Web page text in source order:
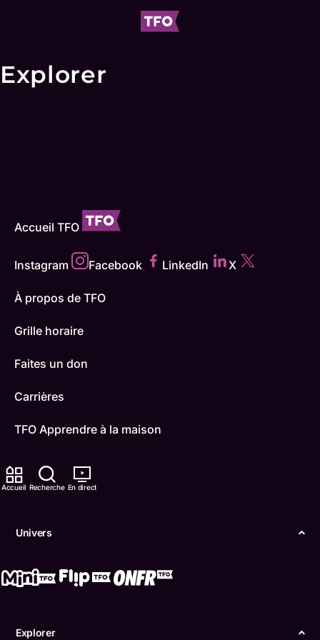
Accueil Recherche En direct
Univers
Explorer
Explorer
Accueil TFO
Instagram Facebook LinkedIn X
À propos de TFO
Grille horaire
Faites un don
Carrières
TFO Apprendre à la maison
Comment nous capter
ONFR
Conditions d'utilisation